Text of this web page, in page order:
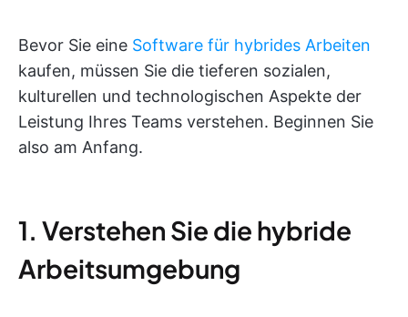
Bevor Sie eine Software für hybrides Arbeiten
kaufen, müssen Sie die tieferen sozialen,
kulturellen und technologischen Aspekte der
Leistung Ihres Teams verstehen. Beginnen Sie
also am Anfang.
1. Verstehen Sie die hybride
Arbeitsumgebung